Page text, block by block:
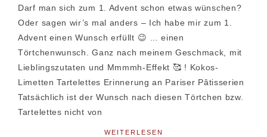
Darf man sich zum 1. Advent schon etwas wünschen?
Oder sagen wir’s mal anders – Ich habe mir zum 1.
Advent einen Wunsch erfüllt 😉 … einen
Törtchenwunsch. Ganz nach meinem Geschmack, mit
Lieblingszutaten und Mmmmh-Effekt 🥰 ! Kokos-
Limetten Tartelettes Erinnerung an Pariser Pâtisserien
Tatsächlich ist der Wunsch nach diesen Törtchen bzw.
Tartelettes nicht von
WEITERLESEN